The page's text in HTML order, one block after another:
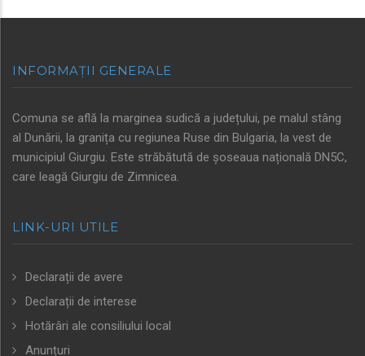
INFORMAȚII GENERALE
Comuna se află la marginea sudică a județului, pe malul stâng
al Dunării, la granița cu regiunea Ruse din Bulgaria, la vest de
municipiul Giurgiu. Este străbătută de șoseaua națională DN5C,
care leagă Giurgiu de Zimnicea.
LINK-URI UTILE
Declarații de avere
Declarații de interese
Hotărâri ale consiliului local
Anunțuri